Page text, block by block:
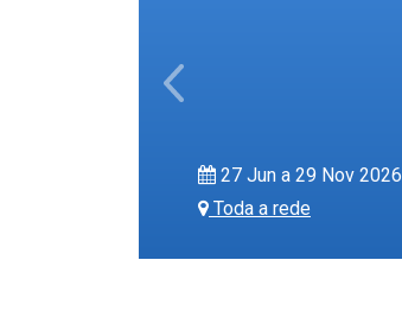
27 Jun a 29 Nov 2026
Toda a rede
Previous